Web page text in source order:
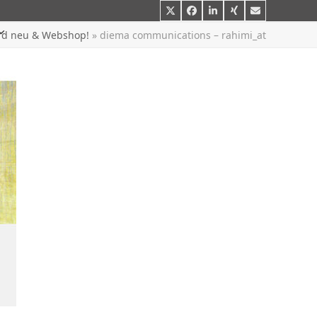
TwitterFacebook
LinkedIn
XingE-
Mail
neu & Webshop! » diema communications – rahimi_at